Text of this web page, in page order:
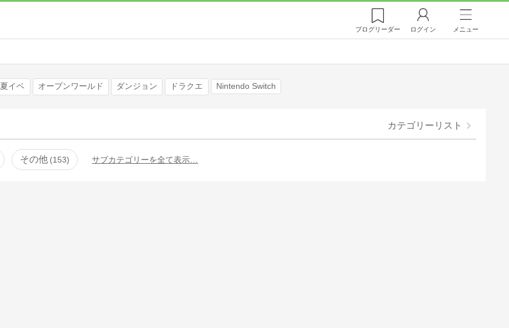
ブログリーダー ログイン メニュー
夏イベ オープンワールド ダンジョン ドラクエ Nintendo Switch
カテゴリーリスト
その他 153 サブカテゴリーを全て表示…